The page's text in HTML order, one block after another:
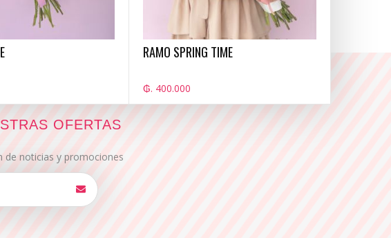
RAMO SPRING TIME
₲. 400.000
OFERTAS
de noticias y promociones